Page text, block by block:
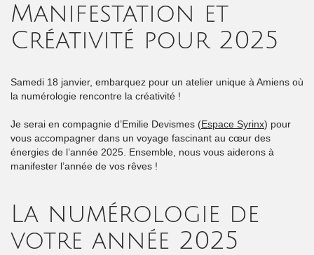
Manifestation et
Créativité pour 2025
Samedi 18 janvier, embarquez pour un atelier unique à Amiens où
la numérologie rencontre la créativité !
Je serai en compagnie d’Emilie Devismes (Espace Syrinx) pour
vous accompagner dans un voyage fascinant au cœur des
énergies de l’année 2025. Ensemble, nous vous aiderons à
manifester l’année de vos rêves !
La numérologie de
votre année 2025